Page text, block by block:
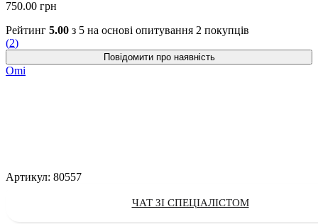
750.00 грн
Рейтинг 5.00 з 5 на основі опитування 2 покупців
(2)
Omi
Артикул: 80557
ЧАТ ЗІ СПЕЦІАЛІСТОМ